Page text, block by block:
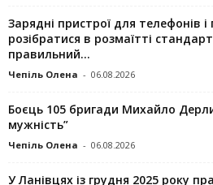
Зарядні пристрої для телефонів
розібратися в розмаїтті
правильний...
Чепіль Олена - 06.08.2026
Боєць 105 бригади Михайло
мужність”
Чепіль Олена - 06.08.2026
У Ланівцях із грудня 2025 року